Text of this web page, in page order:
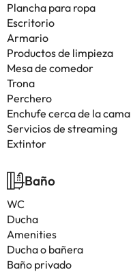
Plancha para ropa
Escritorio
Armario
Productos de limpieza
Mesa de comedor
Trona
Perchero
Enchufe cerca de la cama
Servicios de streaming
Extintor
Baño
WC
Ducha
Amenities
Ducha o bañera
Baño privado